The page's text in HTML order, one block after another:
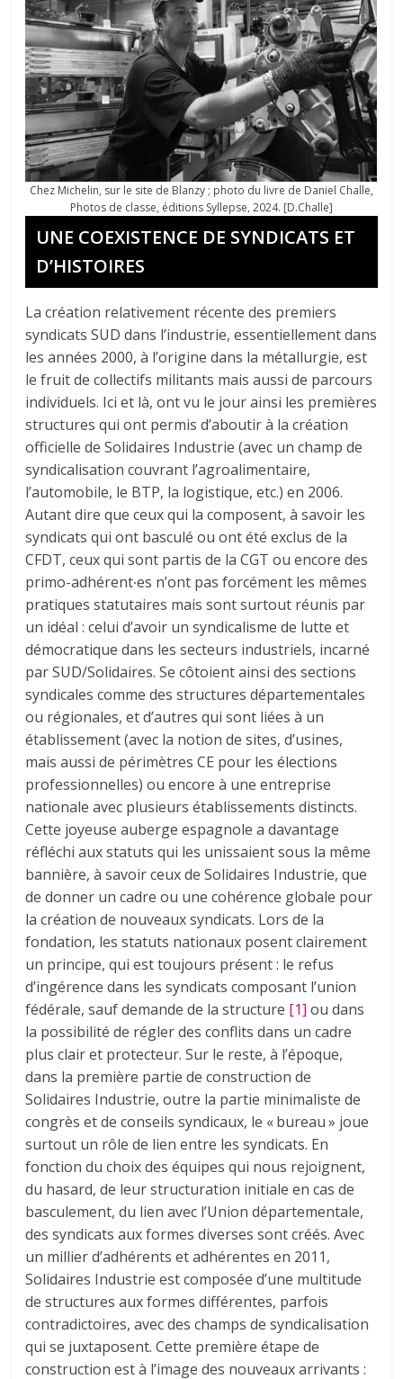
Chez Michelin, sur le site de Blanzy ; photo du livre de Daniel Challe,
Photos de classe, éditions Syllepse, 2024. [D.Challe]
UNE COEXISTENCE DE SYNDICATS ET
D’HISTOIRES
La création relativement récente des premiers
syndicats SUD dans l’industrie, essentiellement dans
les années 2000, à l’origine dans la métallurgie, est
le fruit de collectifs militants mais aussi de parcours
individuels. Ici et là, ont vu le jour ainsi les premières
structures qui ont permis d’aboutir à la création
officielle de Solidaires Industrie (avec un champ de
syndicalisation couvrant l’agroalimentaire,
l’automobile, le BTP, la logistique, etc.) en 2006.
Autant dire que ceux qui la composent, à savoir les
syndicats qui ont basculé ou ont été exclus de la
CFDT, ceux qui sont partis de la CGT ou encore des
primo-adhérent∙es n’ont pas forcément les mêmes
pratiques statutaires mais sont surtout réunis par
un idéal : celui d’avoir un syndicalisme de lutte et
démocratique dans les secteurs industriels, incarné
par SUD/Solidaires. Se côtoient ainsi des sections
syndicales comme des structures départementales
ou régionales, et d’autres qui sont liées à un
établissement (avec la notion de sites, d’usines,
mais aussi de périmètres CE pour les élections
professionnelles) ou encore à une entreprise
nationale avec plusieurs établissements distincts.
Cette joyeuse auberge espagnole a davantage
réfléchi aux statuts qui les unissaient sous la même
bannière, à savoir ceux de Solidaires Industrie, que
de donner un cadre ou une cohérence globale pour
la création de nouveaux syndicats. Lors de la
fondation, les statuts nationaux posent clairement
un principe, qui est toujours présent : le refus
d’ingérence dans les syndicats composant l’union
fédérale, sauf demande de la structure [1] ou dans
la possibilité de régler des conflits dans un cadre
plus clair et protecteur. Sur le reste, à l’époque,
dans la première partie de construction de
Solidaires Industrie, outre la partie minimaliste de
congrès et de conseils syndicaux, le « bureau » joue
surtout un rôle de lien entre les syndicats. En
fonction du choix des équipes qui nous rejoignent,
du hasard, de leur structuration initiale en cas de
basculement, du lien avec l’Union départementale,
des syndicats aux formes diverses sont créés. Avec
un millier d’adhérents et adhérentes en 2011,
Solidaires Industrie est composée d’une multitude
de structures aux formes différentes, parfois
contradictoires, avec des champs de syndicalisation
qui se juxtaposent. Cette première étape de
construction est à l’image des nouveaux arrivants :